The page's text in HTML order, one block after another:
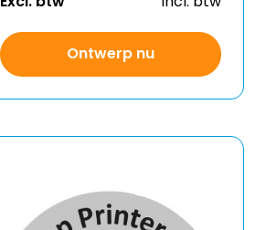
Ontwerp nu